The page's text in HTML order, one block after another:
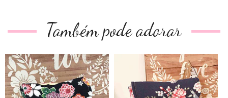
Também pode adorar